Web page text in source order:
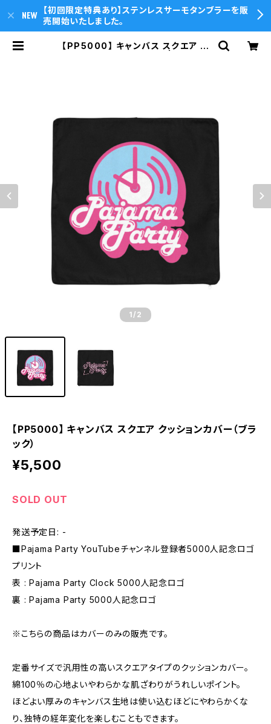
【初回限定特典あり】ステンレスサーモタンブラーを販
売開始いたしました。
【PP5000】 キャンバス スクエア ク
1 /2
【PP5000】 キャンバス スクエア クッションカバー（ブラ
ック）
¥5,500
SOLD OUT
発送予定日: -
■Pajama Party YouTubeチャンネル登録者5000人記念ロゴ
プリント
表 : Pajama Party Clock 5000人記念ロゴ
裏 : Pajama Party 5000人記念ロゴ
※こちらの商品はカバーのみの販売です。
定番サイズで汎用性の高いスクエアタイプのクッションカバー。
綿100％の心地よいやわらかな肌ざわりがうれしいポイント。
ほどよい厚みのキャンバス生地は使い込むほどにやわらかくな
り、独特の経年変化を楽しむこともできます。